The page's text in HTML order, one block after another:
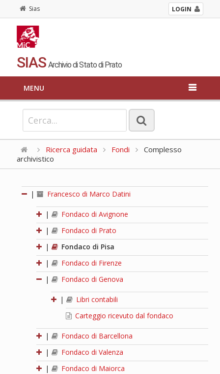
Sias LOGIN
SIAS Archivio di Stato di Prato
MENU
Ricerca guidata Fondi
Complesso
archivistico
| Francesco di Marco Datini
|
Fondaco di Avignone
|
Fondaco di Prato
|
Fondaco di Pisa
|
Fondaco di Firenze
|
Fondaco di Genova
|
Libri contabili
Carteggio ricevuto dal fondaco
|
Fondaco di Barcellona
|
Fondaco di Valenza
|
Fondaco di Maiorca